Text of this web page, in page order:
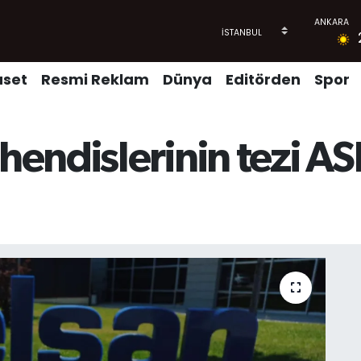
Resmi Reklam Dünya Editörden Spor
tezi